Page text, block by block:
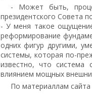
- Может быть,
президентского Совета
- У меня такое
реформирование
одних фигур другими,
системы, которая по-
известно, что система
влиянием мощных
По материаллам сайта